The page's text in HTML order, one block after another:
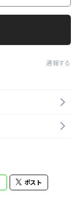
通報する
ポスト